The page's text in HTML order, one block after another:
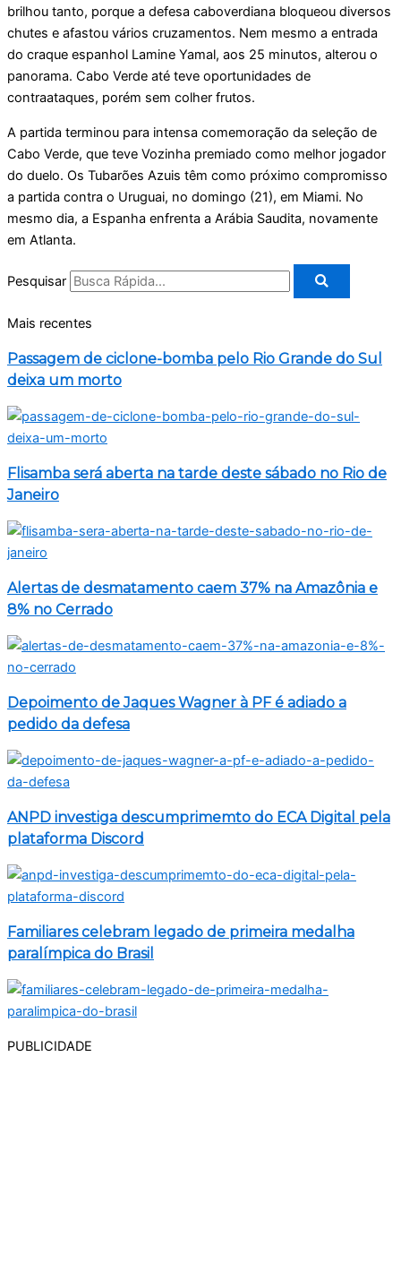
brilhou tanto, porque a defesa caboverdiana bloqueou diversos
chutes e afastou vários cruzamentos. Nem mesmo a entrada
do craque espanhol Lamine Yamal, aos 25 minutos, alterou o
panorama. Cabo Verde até teve oportunidades de
contraataques, porém sem colher frutos.
A partida terminou para intensa comemoração da seleção de
Cabo Verde, que teve Vozinha premiado como melhor jogador
do duelo. Os Tubarões Azuis têm como próximo compromisso
a partida contra o Uruguai, no domingo (21), em Miami. No
mesmo dia, a Espanha enfrenta a Arábia Saudita, novamente
em Atlanta.
Pesquisar
Mais recentes
Passagem de ciclone-bomba pelo Rio Grande do Sul
deixa um morto
Flisamba será aberta na tarde deste sábado no Rio de
Janeiro
Alertas de desmatamento caem 37% na Amazônia e
8% no Cerrado
Depoimento de Jaques Wagner à PF é adiado a
pedido da defesa
ANPD investiga descumprimemto do ECA Digital pela
plataforma Discord
Familiares celebram legado de primeira medalha
paralímpica do Brasil
PUBLICIDADE